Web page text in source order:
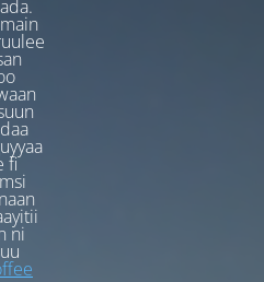
fi
ni